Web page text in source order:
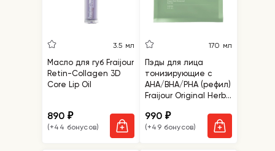
3.5 мл
Масло для губ Fraijour
Retin-Collagen 3D
Core Lip Oil
890₽
(+44 бонусов)
170 мл
Пэды для лица
тонизирующие с
АНА/ВНА/РНА (рефил)
Fraijour Original Herb
Refill
990₽
(+49 бонусов)